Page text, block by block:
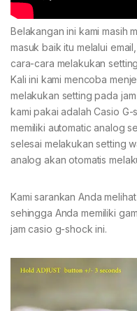
Belakangan ini kami masih
masuk baik itu melalui
cara-cara melakukan
Kali ini kami mencoba
melakukan setting pada
kami pakai adalah Casio G-
memiliki automatic analog
selesai melakukan setting
analog akan otomatis
Kami sarankan Anda
sehingga Anda memiliki
jam casio g-shock ini.